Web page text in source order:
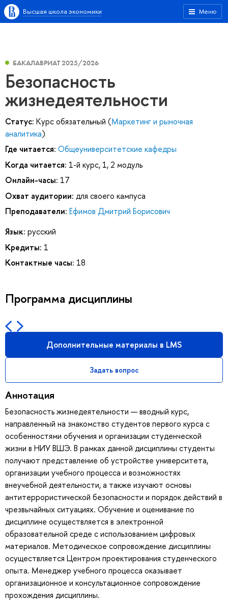
Меню
Высшая школа экономики
БАКАЛАВРИАТ 2025/2026
Безопасность
жизнедеятельности
Статус: Курс обязательный (Маркетинг и рыночная
аналитика)
Где читается: Общеуниверситетские кафедры
Когда читается: 1-й курс, 1, 2 модуль
Онлайн-часы: 17
Охват аудитории: для своего кампуса
Преподаватели: Ефимов Дмитрий Борисович
Язык: русский
Кредиты: 1
Контактные часы: 18
Программа дисциплины
Дополнительные материалы в LMS
Задать вопрос
Аннотация
Безопасность жизнедеятельности — вводный курс,
направленный на знакомство студентов первого курса с
особенностями обучения и организации студенческой
жизни в НИУ ВШЭ. В рамках данной дисциплины студенты
получают представление об устройстве университета,
организации учебного процесса и возможностях
внеучебной деятельности, а также изучают основы
антитеррористической безопасности и порядок действий в
чрезвычайных ситуациях. Обучение и оценивание по
дисциплине осуществляется в электронной
образовательной среде с использованием цифровых
материалов. Методическое сопровождение дисциплины
осуществляется Центром проектирования студенческого
опыта. Менеджер учебного процесса оказывает
организационное и консультационное сопровождение
прохождения дисциплины.